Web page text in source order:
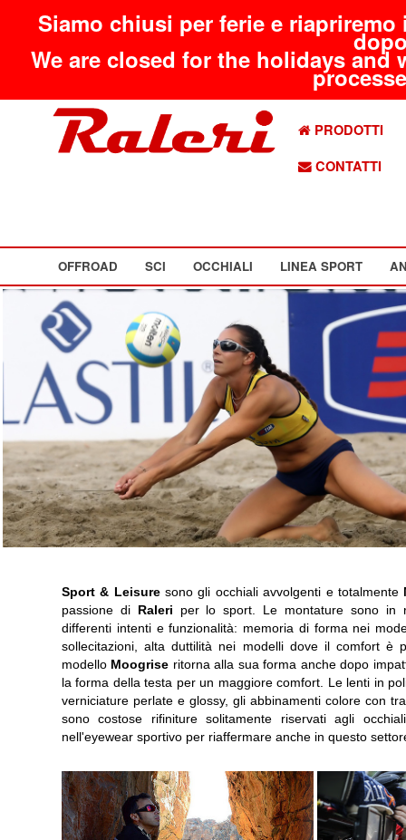
Siamo chiusi per ferie e
We are closed for the holidays
PRODOTTI
CONTATTI
OFFROAD SCI OCCHIALI LINEA SPORT
Sport & Leisuresono gli occhiali avvolgenti e totalmente
passione di Raleri per lo sport. Le montature sono in
differenti intenti e funzionalità: memoria di forma nei
sollecitazioni, alta duttilità nei modelli dove il comfort è
modello Moogrise ritorna alla sua forma anche dopo
la forma della testa per un maggiore comfort. Le lenti in
verniciature perlate e glossy, gli abbinamenti colore con
sono costose rifiniture solitamente riservati agli
nell'eyewear sportivo per riaffermare anche in questo